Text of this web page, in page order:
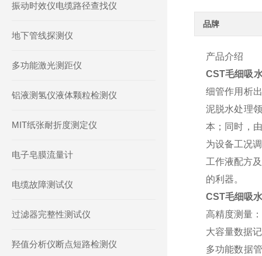
品牌
产品介绍
CST毛细吸
细管作用析
泥脱水处理
本；同时，
为设备工况
工作液配方
的利器。
CST毛细吸
高精度测量
大容量数据
多功能数据
振动时效仪电缆路径查找仪
地下管线探测仪
多功能激光测距仪
铝液测氢仪液体颗粒检测仪
MIT纸张耐折度测定仪
电子皂膜流量计
电缆故障测试仪
过滤器完整性测试仪
羟值分析仪断点短路检测仪